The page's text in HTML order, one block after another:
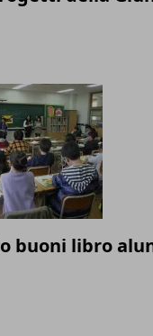
buoni libro